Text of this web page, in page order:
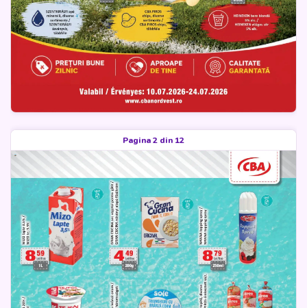
Pagina 2 din 12